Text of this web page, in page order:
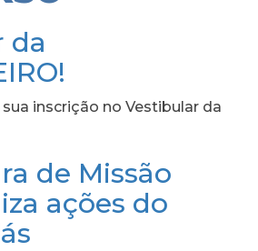
da
inscrição no Vestibular da
de Missão
ações do